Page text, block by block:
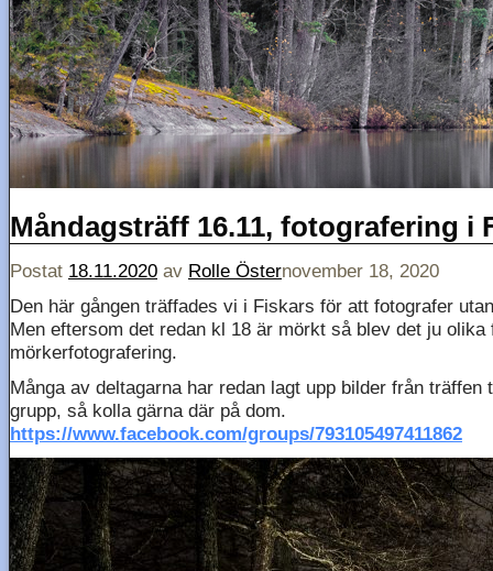
Måndagsträff 16.11, fotografering i
Postat 18.11.2020 av Rolle Östernovember 18, 2020
Den här gången träffades vi i Fiskars för att fotografer
Men eftersom det redan kl 18 är mörkt så blev det ju olika
mörkerfotografering.
Många av deltagarna har redan lagt upp bilder från träffen
grupp, så kolla gärna där på dom.
https://www.facebook.com/groups/793105497411862